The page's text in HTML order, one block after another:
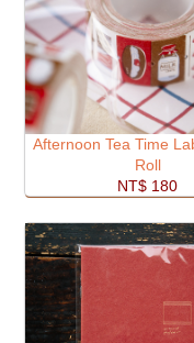
Afternoon Tea Time
Roll
NT$ 180